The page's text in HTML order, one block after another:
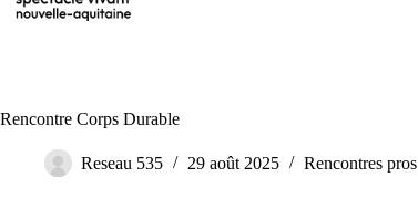
Rencontre Corps Durable
Reseau 535 29 août 2025 Rencontres pros